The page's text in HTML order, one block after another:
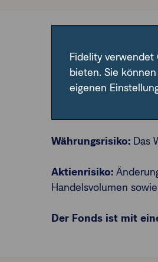
Zinsrisiko: Das
Währungsrisiko: Das
Aktienrisiko:
Handelsvolumen
Der Fonds ist mit
Fidelity verwendet
bieten. Sie
eigenen